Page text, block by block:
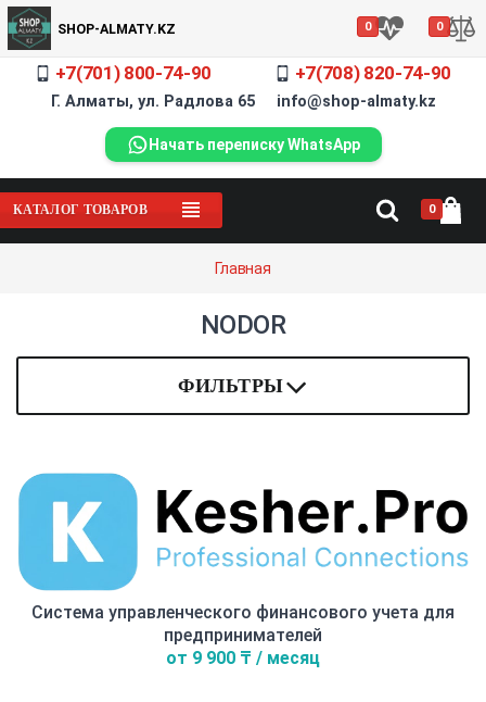
SHOP-ALMATY.KZ 0 0
+7(701) 800-74-90 +7(708) 820-74-90
Г. Алматы, ул. Радлова 65 info@shop-almaty.kz
Начать переписку WhatsApp
КАТАЛОГ ТОВАРОВ 0
Главная
NODOR
ФИЛЬТРЫ
Система управленческого финансового учета для
предпринимателей
от 9 900 ₸ / месяц